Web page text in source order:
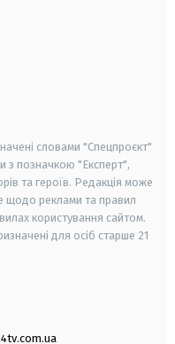
словами "Спецпроєкт"
з позначкою "Експерт",
та героїв. Редакція може
щодо реклами та правил
користування сайтом.
для осіб старше 21